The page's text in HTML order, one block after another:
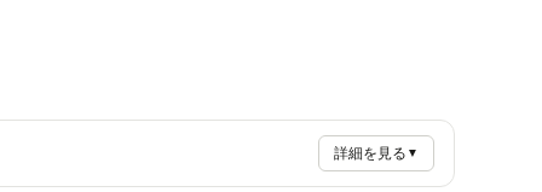
詳細を見る ▼